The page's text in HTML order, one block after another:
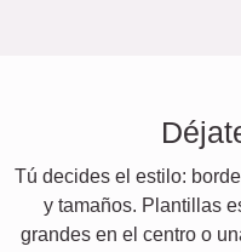
Tú decides el estilo:
y tamaños. Plantillas
grandes en el centro o